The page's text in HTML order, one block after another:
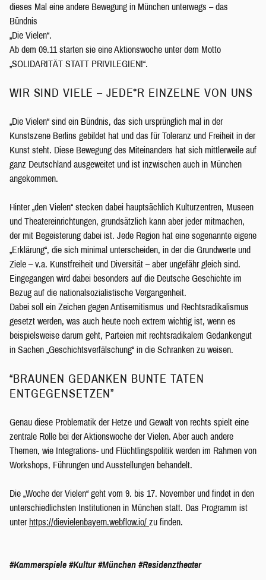
dieses Mal eine andere Bewegung in München unterwegs – das
Bündnis
„Die Vielen“.
Ab dem 09.11 starten sie eine Aktionswoche unter dem Motto
„SOLIDARITÄT STATT PRIVILEGIEN!“.
WIR SIND VIELE – JEDE*R EINZELNE VON UNS
„Die Vielen“ sind ein Bündnis, das sich ursprünglich mal in der
Kunstszene Berlins gebildet hat und das für Toleranz und Freiheit in der
Kunst steht. Diese Bewegung des Miteinanders hat sich mittlerweile auf
ganz Deutschland ausgeweitet und ist inzwischen auch in München
angekommen.
Hinter „den Vielen“ stecken dabei hauptsächlich Kulturzentren, Museen
und Theatereinrichtungen, grundsätzlich kann aber jeder mitmachen,
der mit Begeisterung dabei ist. Jede Region hat eine sogenannte eigene
„Erklärung“, die sich minimal unterscheiden, in der die Grundwerte und
Ziele – v.a. Kunstfreiheit und Diversität – aber ungefähr gleich sind.
Eingegangen wird dabei besonders auf die Deutsche Geschichte im
Bezug auf die nationalsozialistische Vergangenheit.
Dabei soll ein Zeichen gegen Antisemitismus und Rechtsradikalismus
gesetzt werden, was auch heute noch extrem wichtig ist, wenn es
beispielsweise darum geht, Parteien mit rechtsradikalem Gedankengut
in Sachen „Geschichtsverfälschung“ in die Schranken zu weisen.
“BRAUNEN GEDANKEN BUNTE TATEN
ENTGEGENSETZEN”
Genau diese Problematik der Hetze und Gewalt von rechts spielt eine
zentrale Rolle bei der Aktionswoche der Vielen. Aber auch andere
Themen, wie Integrations- und Flüchtlingspolitik werden im Rahmen von
Workshops, Führungen und Ausstellungen behandelt.
Die „Woche der Vielen“ geht vom 9. bis 17. November und findet in den
unterschiedlichsten Institutionen in München statt. Das Programm ist
unter https://dievielenbayern.webflow.io/ zu finden.
#Kammerspiele #Kultur #München #Residenztheater